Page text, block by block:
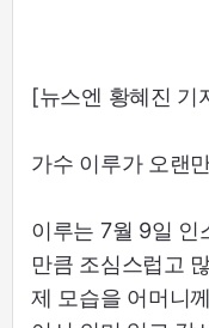
[뉴스엔 황혜진 기
가수 이루가 오랜
이루는 7월 9일 인
만큼 조심스럽고
제 모습을 어머니